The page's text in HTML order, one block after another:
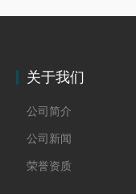
关于我们
公司简介
公司新闻
荣誉资质